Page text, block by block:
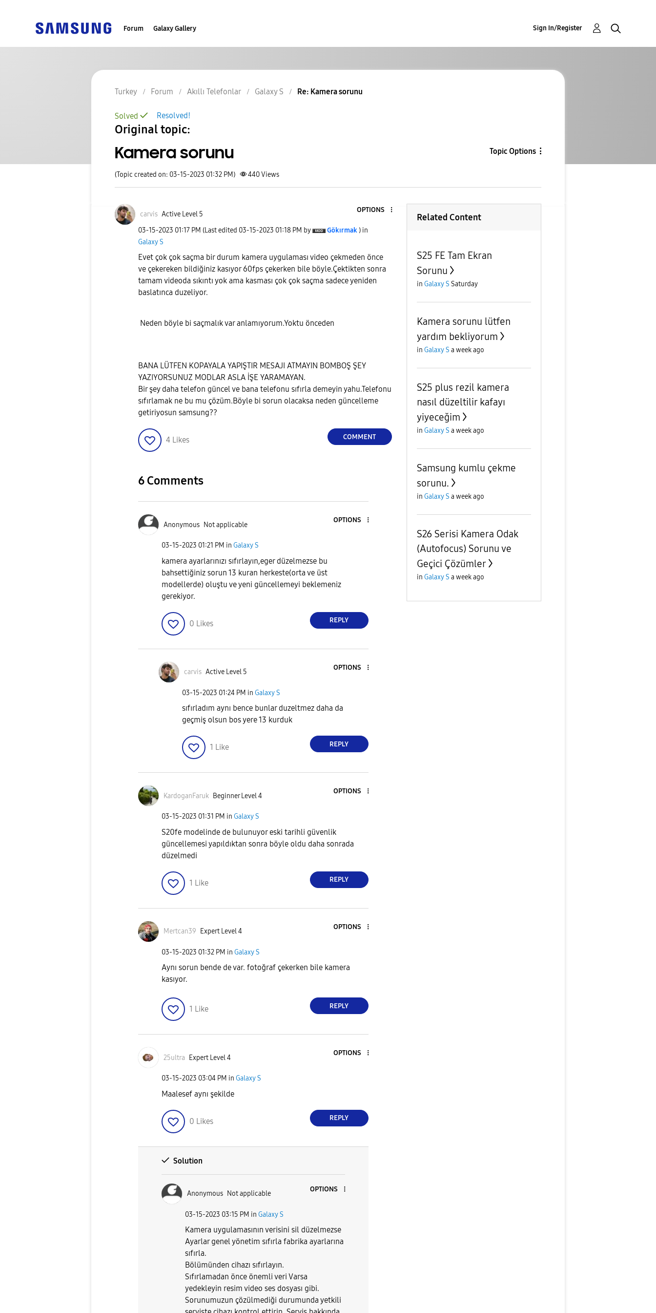
Forum Galaxy Gallery Sign In/Register
Turkey Forum Akıllı Telefonlar Galaxy S Re: Kamera sorunu
Resolved!
Solved
Original topic:
Kamera sorunu Topic Options
(Topic created on: 03-15-2023 01:32 PM) 440Views
carvis Active Level 5
OPTIONS
‎03-15-2023 01:17 PM (Last edited ‎03-15-2023 01:18 PM by Gökırmak ) in
Galaxy S
Evet çok çok saçma bir durum kamera uygulaması video çekmeden önce
ve çekereken bildiğiniz kasıyor 60fps çekerken bile böyle.Çektikten sonra
tamam videoda sıkıntı yok ama kasması çok çok saçma sadece yeniden
baslatınca duzeliyor.
Neden böyle bi saçmalık var anlamıyorum.Yoktu önceden
BANA LÜTFEN KOPAYALA YAPIŞTIR MESAJI ATMAYIN BOMBOŞ ŞEY
YAZIYORSUNUZ MODLAR ASLA İŞE YARAMAYAN.
Bir şey daha telefon güncel ve bana telefonu sıfırla demeyin yahu.Telefonu
sıfırlamak ne bu mu çözüm.Böyle bi sorun olacaksa neden güncelleme
getiriyosun samsung??
4 Likes COMMENT
6 Comments
Anonymous Not applicable
OPTIONS
‎03-15-2023 01:21 PM in Galaxy S
kamera ayarlarınızı sıfırlayın,eger düzelmezse bu
bahsettiğiniz sorun 13 kuran herkeste(orta ve üst
modellerde) oluştu ve yeni güncellemeyi beklemeniz
gerekiyor.
0 Likes REPLY
carvis Active Level 5
OPTIONS
‎03-15-2023 01:24 PM in Galaxy S
sıfırladım aynı bence bunlar duzeltmez daha da
geçmiş olsun bos yere 13 kurduk
1 Like REPLY
KardoganFaruk Beginner Level 4
OPTIONS
‎03-15-2023 01:31 PM in Galaxy S
S20fe modelinde de bulunuyor eski tarihli güvenlik
güncellemesi yapıldıktan sonra böyle oldu daha sonrada
düzelmedi
1 Like REPLY
Mertcan39 Expert Level 4
OPTIONS
‎03-15-2023 01:32 PM in Galaxy S
Aynı sorun bende de var. fotoğraf çekerken bile kamera
kasıyor.
1 Like REPLY
25ultra Expert Level 4
OPTIONS
‎03-15-2023 03:04 PM in Galaxy S
Maalesef aynı şekilde
0 Likes REPLY
Solution
Anonymous Not applicable
OPTIONS
‎03-15-2023 03:15 PM in Galaxy S
Kamera uygulamasının verisini sil düzelmezse
Ayarlar genel yönetim sıfırla fabrika ayarlarına
sıfırla.
Bölümünden cihazı sıfırlayın.
Sıfırlamadan önce önemli veri Varsa
yedekleyin resim video ses dosyası gibi.
Sorunumuzun çözülmediği durumunda yetkili
Related Content
S25 FE Tam Ekran
Sorunu
in Galaxy S Saturday
Kamera sorunu lütfen
yardım bekliyorum
in Galaxy S a week ago
S25 plus rezil kamera
nasıl düzeltilir kafayı
yiyeceğim
in Galaxy S a week ago
Samsung kumlu çekme
sorunu.
in Galaxy S a week ago
S26 Serisi Kamera Odak
(Autofocus) Sorunu ve
Geçici Çözümler
in Galaxy S a week ago